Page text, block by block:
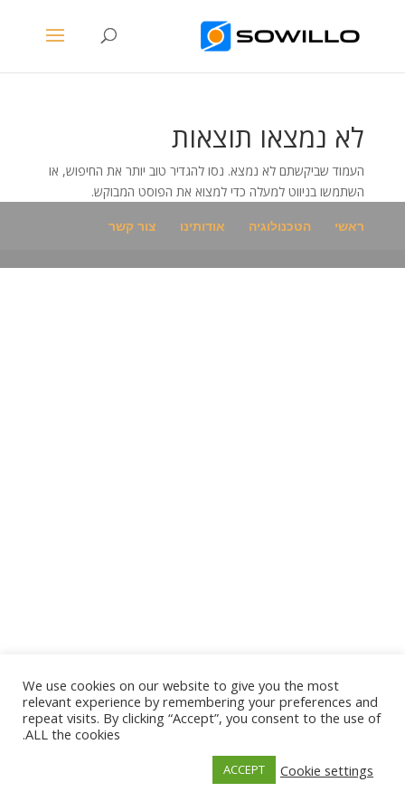
לא נמצאו תוצאות
העמוד שביקשתם לא נמצא. נסו להגדיר טוב יותר את החיפוש, או
השתמשו בניווט למעלה כדי למצוא את הפוסט המבוקש.
ראשי
הטכנולוגיה אודותינו צור קשר
We use cookies on our website to give you the most
relevant experience by remembering your preferences and
repeat visits. By clicking “Accept”, you consent to the use of
ALL the cookies.
Cookie settings
ACCEPT